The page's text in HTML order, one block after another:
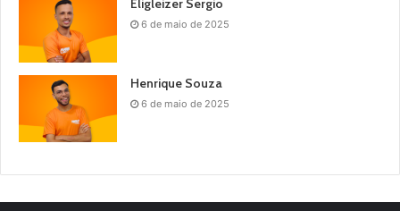
Eligleizer Sergio
6 de maio de 2025
Henrique Souza
6 de maio de 2025